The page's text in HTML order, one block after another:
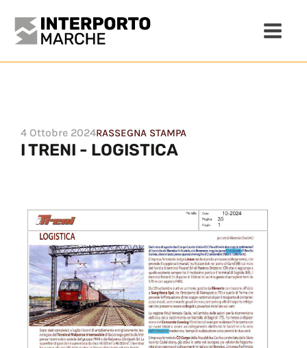
4 Ottobre 2024RASSEGNA STAMPA
I TRENI - LOGISTICA